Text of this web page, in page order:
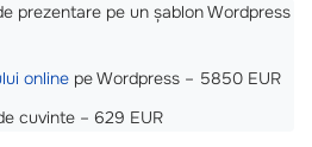
prezentare pe un șablon Wordpress
online pe Wordpress – 5850 EUR
cuvinte – 629 EUR